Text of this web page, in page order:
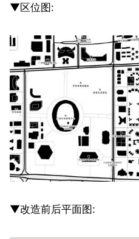
▼区位图:
▼改造前后平面图: